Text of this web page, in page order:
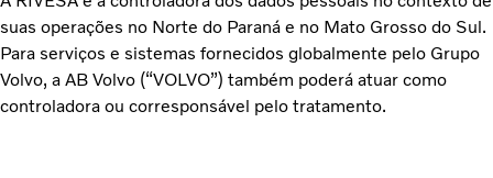
suas operações no Norte do Paraná e no Mato Grosso do Sul.
Para serviços e sistemas fornecidos globalmente pelo Grupo
Volvo, a AB Volvo (“VOLVO”) também poderá atuar como
controladora ou corresponsável pelo tratamento.